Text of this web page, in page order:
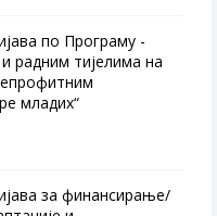
по Програму -
радним тијелима на
младих“
за финансирање/